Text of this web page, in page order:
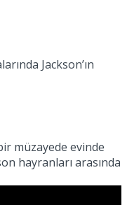
Jackson’ın
müzayede evinde
hayranları arasında